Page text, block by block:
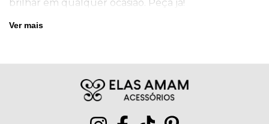
brilhar em qualquer ocasião. Peça já!
Ver mais